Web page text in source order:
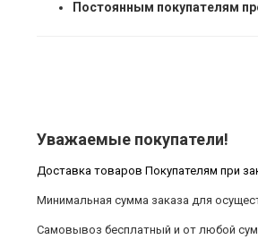
Постоянным покупателям
Уважаемые покупатели!
Доставка товаров Покупателям при
Минимальная сумма заказа для
Самовывоз бесплатный и от любой